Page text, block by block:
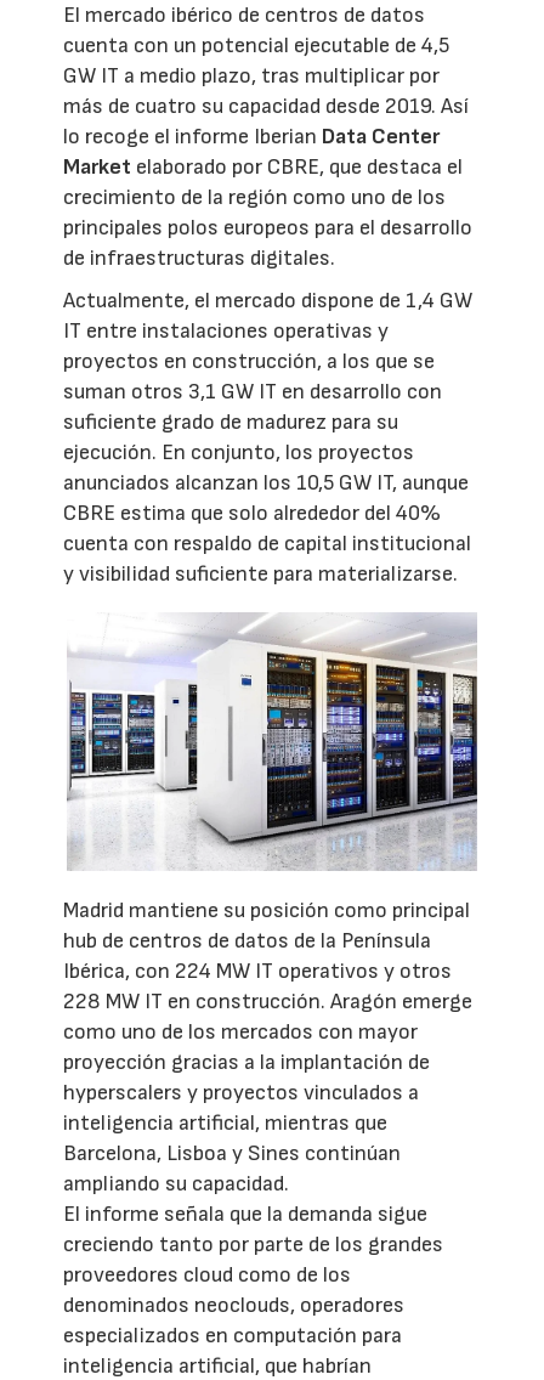
El mercado ibérico de centros de datos
cuenta con un potencial ejecutable de 4,5
GW IT a medio plazo, tras multiplicar por
más de cuatro su capacidad desde 2019. Así
lo recoge el informe Iberian Data Center
Market elaborado por CBRE, que destaca el
crecimiento de la región como uno de los
principales polos europeos para el desarrollo
de infraestructuras digitales.
Actualmente, el mercado dispone de 1,4 GW
IT entre instalaciones operativas y
proyectos en construcción, a los que se
suman otros 3,1 GW IT en desarrollo con
suficiente grado de madurez para su
ejecución. En conjunto, los proyectos
anunciados alcanzan los 10,5 GW IT, aunque
CBRE estima que solo alrededor del 40%
cuenta con respaldo de capital institucional
y visibilidad suficiente para materializarse.
Madrid mantiene su posición como principal
hub de centros de datos de la Península
Ibérica, con 224 MW IT operativos y otros
228 MW IT en construcción. Aragón emerge
como uno de los mercados con mayor
proyección gracias a la implantación de
hyperscalers y proyectos vinculados a
inteligencia artificial, mientras que
Barcelona, Lisboa y Sines continúan
ampliando su capacidad.
El informe señala que la demanda sigue
creciendo tanto por parte de los grandes
proveedores cloud como de los
denominados neoclouds, operadores
especializados en computación para
inteligencia artificial, que habrían